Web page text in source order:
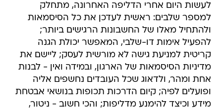
לעשות היום אחרי הדליפה האחרונה, מתחלק
למספר שלבים: ראשית לעדכן את כל הסיסמאות
ולהתחיל מאלו של החשבונות הרגישים ביותר;
להפעיל אימות דו-שלבי, המאפשר יכולת הגנה
קריטית למניעת גישה לא מורשית לעסק; ליישם את
מדיניות הסיסמאות של הארגון, ובמידה ואין - לבנות
אחת ומהר, ולדאוג שכל העובדים נחשפים אליה
ופועלים לפיה; קיום הדרכות תכופות בנושאי אבטחת
מידע וכיצד להימנע מדליפות; והכי חשוב - ניטור,